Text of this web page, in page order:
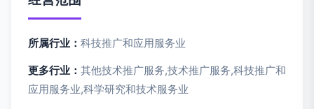
所属行业： 科技推广和应用服务业
更多行业： 其他技术推广服务,技术推广服务,科技推广和
应用服务业,科学研究和技术服务业